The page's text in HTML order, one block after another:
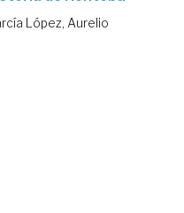
López, Aurelio